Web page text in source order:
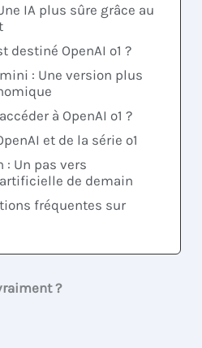
IA plus sûre grâce au
destiné OpenAI o1 ?
mini : Une version plus
à OpenAI o1 ?
et de la série o1
: Un pas vers
de demain
fréquentes sur
?